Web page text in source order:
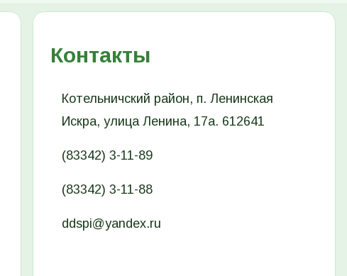
Контакты
Котельничский район, п. Ленинская
Искра, улица Ленина, 17а. 612641
(83342) 3-11-89
(83342) 3-11-88
ddspi@yandex.ru